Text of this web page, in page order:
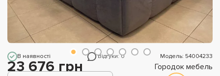
В наявності Відгуки: 0 Модель: 54004233
23 676 грн Городок мебель